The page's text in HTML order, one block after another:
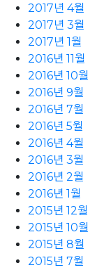
2017년 4월
2017년 3월
2017년 1월
2016년 11월
2016년 10월
2016년 9월
2016년 7월
2016년 5월
2016년 4월
2016년 3월
2016년 2월
2016년 1월
2015년 12월
2015년 10월
2015년 8월
2015년 7월